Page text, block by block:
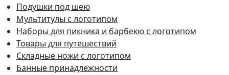
Подушки под шею
Мультитулы с логотипом
Наборы для пикника и барбекю с логотипом
Товары для путешествий
Складные ножи с логотипом
Банные принадлежности